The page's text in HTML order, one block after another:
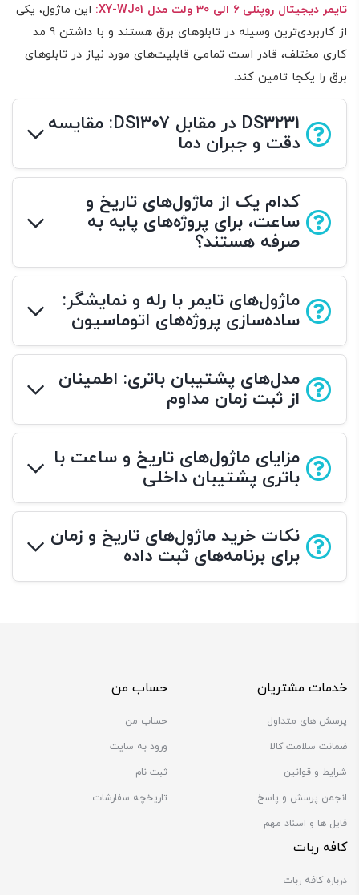
تایمر دیجیتال روپنلی 6 الی 30 ولت مدل XY-WJ01 : این ماژول، یکی
از کاربردی‌ترین وسیله در تابلوهای برق هستند و با داشتن 9 مد
کاری مختلف، قادر است تمامی قابلیت‌های مورد نیاز در تابلوهای
برق را یکجا تامین کند.
DS3231 در مقابل DS1307: مقایسه
دقت و جبران دما
کدام یک از ماژول‌های تاریخ و
ساعت، برای پروژه‌های پایه به
صرفه هستند؟
ماژول‌های تایمر با رله و نمایشگر:
ساده‌سازی پروژه‌های اتوماسیون
مدل‌های پشتیبان باتری: اطمینان
از ثبت زمان مداوم
مزایای ماژول‌های تاریخ و ساعت با
باتری پشتیبان داخلی
نکات خرید ماژول‌های تاریخ و زمان
برای برنامه‌های ثبت داده
خدمات مشتریان
پرسش های متداول
ضمانت سلامت کالا
شرایط و قوانین
انجمن پرسش و پاسخ
فایل ها و اسناد مهم
حساب من
حساب من
ورود به سایت
ثبت نام
تاریخچه سفارشات
کافه ربات
درباره کافه ربات